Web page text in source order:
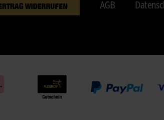
WIDERRUFEN AGB